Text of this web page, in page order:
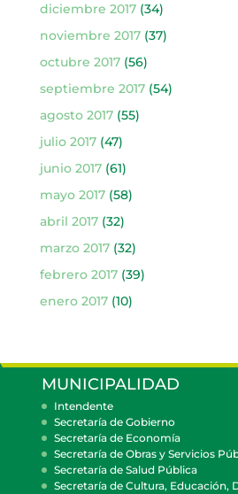
diciembre 2017(34)
noviembre 2017(37)
octubre 2017(56)
septiembre 2017(54)
agosto 2017(55)
julio 2017(47)
junio 2017(61)
mayo 2017(58)
abril 2017(32)
marzo 2017(32)
febrero 2017(39)
enero 2017(10)
MUNICIPALIDAD
Intendente
Secretaría de Gobierno
Secretaría de Economía
Secretaría de Obras y Servicios
Secretaría de Salud Pública
Secretaría de Cultura, Educación,